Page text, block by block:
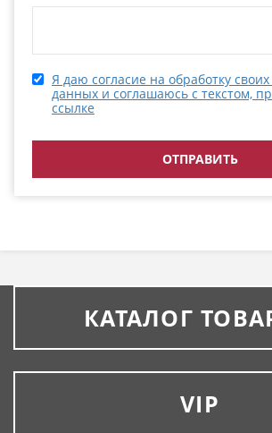
Я даю согласие на обработку
данных и соглашаюсь с текстом,
ссылке
КАТАЛОГ
VIP